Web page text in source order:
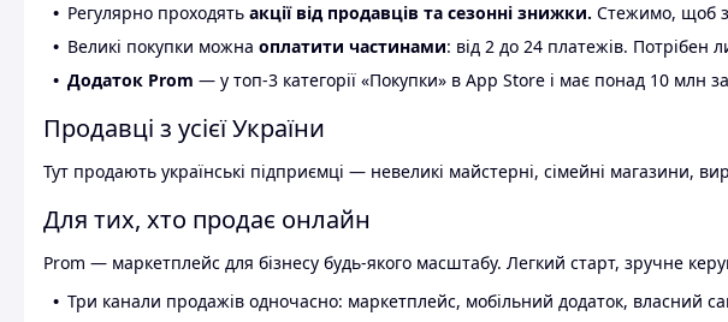
Регулярно проходять акції від продавців та сезонні знижки. Стежимо, щоб
Великі покупки можна оплатити частинами: від 2 до 24 платежів. Потрібен
Додаток Prom — у топ-3 категорії «Покупки» в App Store і має понад 10 млн
Продавці з усієї України
Тут продають українські підприємці — невеликі майстерні, сімейні магазини,
Для тих, хто продає онлайн
Prom — маркетплейс для бізнесу будь-якого масштабу. Легкий старт, зручне
Три канали продажів одночасно: маркетплейс, мобільний додаток, власний